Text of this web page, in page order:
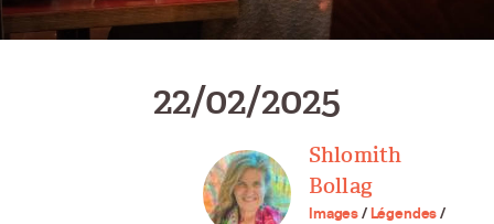
22/02/2025
Shlomith
Bollag
Images/Légendes/